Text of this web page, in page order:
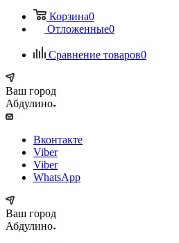
Корзина0
Отложенные0
Сравнение товаров0
Ваш город
Абдулино
Вконтакте
Viber
Viber
WhatsApp
Ваш город
Абдулино